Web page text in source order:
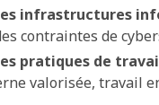
infrastructures
contraintes de
pratiques de
valorisée, travail